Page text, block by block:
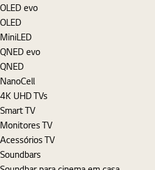
OLED evo
OLED
MiniLED
QNED evo
QNED
NanoCell
4K UHD TVs
Smart TV
Monitores TV
Acessórios TV
Soundbars